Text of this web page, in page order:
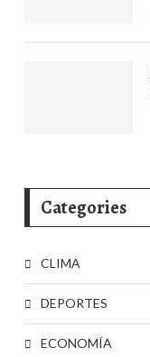
Categories
CLIMA
DEPORTES
ECONOMÍA